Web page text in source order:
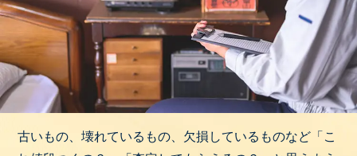
古いもの、壊れているもの、欠損しているものなど「こ